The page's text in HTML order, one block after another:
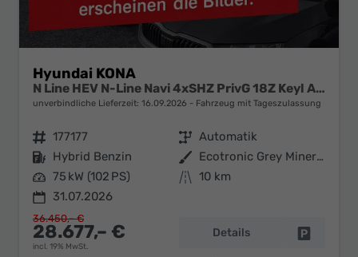
Hyundai KONA
N Line HEV N-Line Navi 4xSHZ PrivG 18Z Keyl ACC
unverbindliche Lieferzeit: 16.09.2026 Fahrzeug mit Tageszulassung
Fahrzeugnr. 177177 Getriebe Automatik
Kraftstoff Hybrid Benzin Außenfarbe
Ecotronic Grey Mineraleffekt
Leistung 75 kW (102 PS) Kilometerstand 10 km
31.07.2026
28.677,– €
incl. 19% MwSt.
36.450,– €
Details